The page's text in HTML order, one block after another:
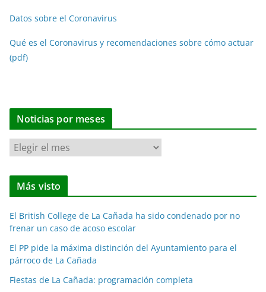
Datos sobre el Coronavirus
Qué es el Coronavirus y recomendaciones sobre cómo actuar
(pdf)
Noticias por meses
N
o
t
i
a
s
p
o
Más visto
El British College de La Cañada ha sido condenado por no
frenar un caso de acoso escolar
El PP pide la máxima distinción del Ayuntamiento para el
párroco de La Cañada
Fiestas de La Cañada: programación completa